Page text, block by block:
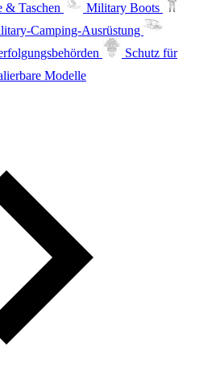
& Taschen
Military Boots
Camping-Ausrüstung
Schutz für
Modelle